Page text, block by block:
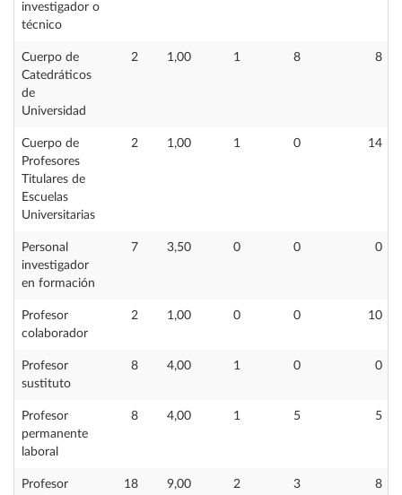
investigador o
técnico
Cuerpo de
Catedráticos
de
Universidad
2 1,00 1 8 8
Cuerpo de
Profesores
Titulares de
Escuelas
Universitarias
2 1,00 1 0 14
Personal
investigador
en formación
7 3,50 0 0 0
Profesor
colaborador
2 1,00 0 0 10
Profesor
sustituto
8 4,00 1 0 0
Profesor
permanente
laboral
8 4,00 1 5 5
Profesor
18 9,00 2 3 8